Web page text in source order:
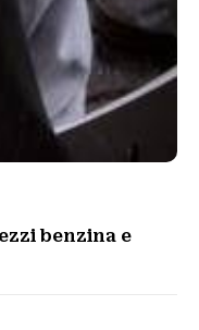
benzina e